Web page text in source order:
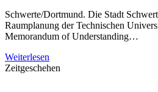
Schwerte/Dortmund. Die Stadt
Raumplanung der Technischen
Memorandum of Understanding…
Weiterlesen
Zeitgeschehen